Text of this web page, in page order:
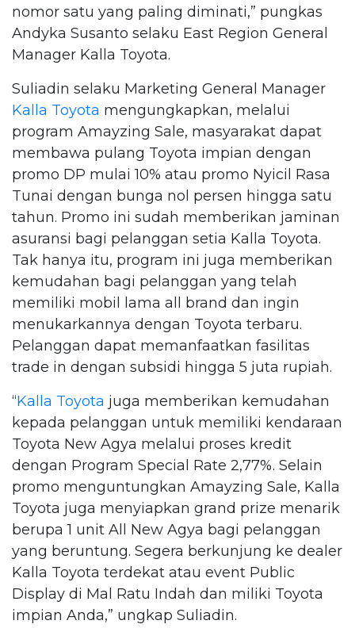
nomor satu yang paling diminati,” pungkas
Andyka Susanto selaku East Region General
Manager Kalla Toyota.
Suliadin selaku Marketing General Manager
Kalla Toyota mengungkapkan, melalui
program Amayzing Sale, masyarakat dapat
membawa pulang Toyota impian dengan
promo DP mulai 10% atau promo Nyicil Rasa
Tunai dengan bunga nol persen hingga satu
tahun. Promo ini sudah memberikan jaminan
asuransi bagi pelanggan setia Kalla Toyota.
Tak hanya itu, program ini juga memberikan
kemudahan bagi pelanggan yang telah
memiliki mobil lama all brand dan ingin
menukarkannya dengan Toyota terbaru.
Pelanggan dapat memanfaatkan fasilitas
trade in dengan subsidi hingga 5 juta rupiah.
“Kalla Toyota juga memberikan kemudahan
kepada pelanggan untuk memiliki kendaraan
Toyota New Agya melalui proses kredit
dengan Program Special Rate 2,77%. Selain
promo menguntungkan Amayzing Sale, Kalla
Toyota juga menyiapkan grand prize menarik
berupa 1 unit All New Agya bagi pelanggan
yang beruntung. Segera berkunjung ke dealer
Kalla Toyota terdekat atau event Public
Display di Mal Ratu Indah dan miliki Toyota
impian Anda,” ungkap Suliadin.